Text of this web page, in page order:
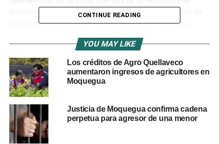
emisiones de gases de efecto invernadero derivados de
la quema de leña, elemento usado diariamente para
De esta forma, Anglo American continúa yendo más allá
de sus compromisos, impulsando el desarrollo de las
comunidades del entorno de Quellaveco con innovación
y tecnología.
“Antes no conocíamos ni luz, ni los artefactos, televisor, ni
los celulares que hay ahora. Antes estábamos con velitas.
Después, con el apoyo del Gobierno teníamos paneles
CONTINUE READING
YOU MAY LIKE
Los créditos de Agro Quellaveco
aumentaron ingresos de agricultores en
Moquegua
Justicia de Moquegua confirma cadena
perpetua para agresor de una menor